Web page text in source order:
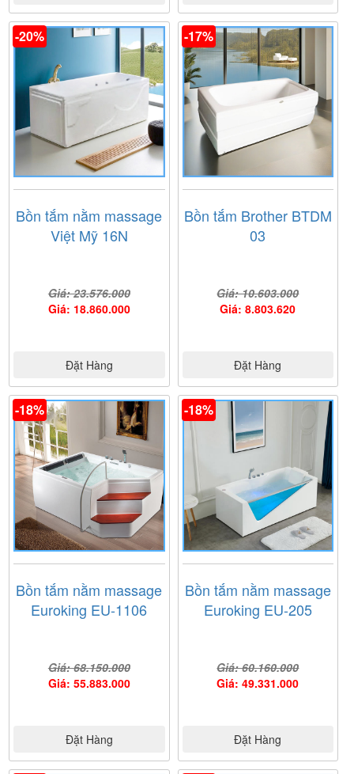
-20%
Bồn tắm nằm massage
Việt Mỹ 16N
Giá: 23.576.000
Giá: 18.860.000
Đặt Hàng
-17%
Bồn tắm Brother BTDM
03
Giá: 10.603.000
Giá: 8.803.620
Đặt Hàng
-18%
Bồn tắm nằm massage
Euroking EU-1106
Giá: 68.150.000
Giá: 55.883.000
Đặt Hàng
-18%
Bồn tắm nằm massage
Euroking EU-205
Giá: 60.160.000
Giá: 49.331.000
Đặt Hàng